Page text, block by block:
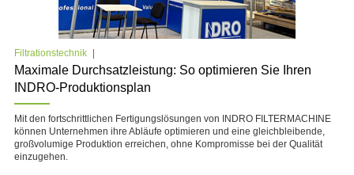
Filtrationstechnik
Maximale Durchsatzleistung: So optimieren Sie Ihren
INDRO-Produktionsplan
Mit den fortschrittlichen Fertigungslösungen von INDRO FILTERMACHINE
können Unternehmen ihre Abläufe optimieren und eine gleichbleibende,
großvolumige Produktion erreichen, ohne Kompromisse bei der Qualität
einzugehen.